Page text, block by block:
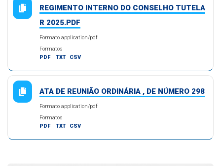
REGIMENTO INTERNO DO CONSELHO TUTELA
R 2025.PDF
Formato application/pdf
Formatos
PDF
TXT CSV
ATA DE REUNIÃO ORDINÁRIA , DE NÚMERO 298
Formato application/pdf
Formatos
PDF
TXT CSV